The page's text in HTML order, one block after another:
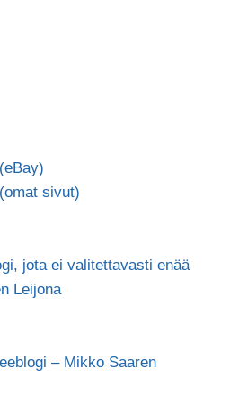
sivut)
jota ei valitettavasti enää
Leijona
– Mikko Saaren